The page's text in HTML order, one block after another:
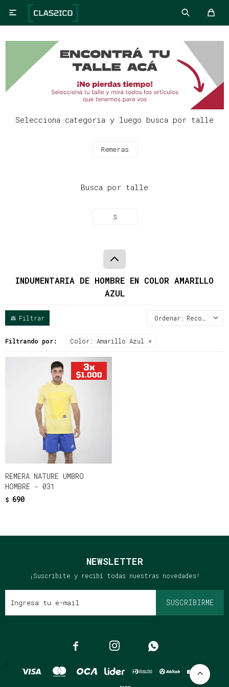

Selecciona categoria y luego busca por talle
Remeras
Busca por talle
S
INDUMENTARIA DE HOMBRE EN COLOR AMARILLO
AZUL
Recomendados
Filtrando por: Color: Amarillo Azul
REMERA NATURE UMBRO
HOMBRE - 031
$ 690
NEWSLETTER
¡Suscribite y recibí todas nuestras novedades!
SUSCRIBIRME
  
{